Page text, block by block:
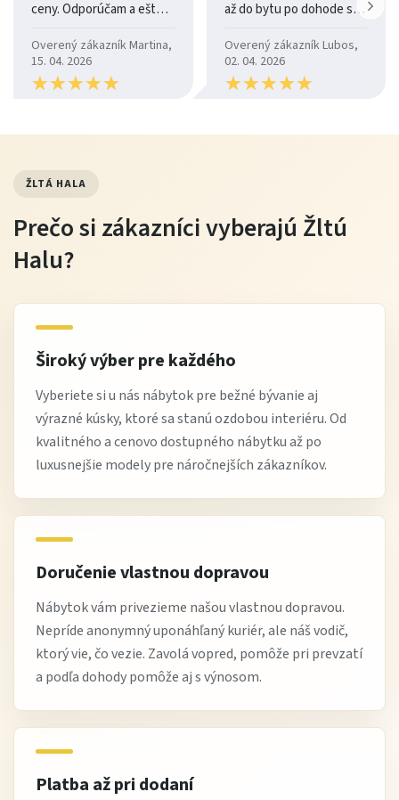
ceny. Odporúčam a ešte
Overený zákazník Martina,
15. 04. 2026
★★★★★
★★★★★
až do bytu po dohode so
Overený zákazník Lubos,
02. 04. 2026
★★★★★
★★★★★
ŽLTÁ HALA
Prečo si zákazníci vyberajú Žltú
Halu?
Široký výber pre každého
Vyberiete si u nás nábytok pre bežné bývanie aj
výrazné kúsky, ktoré sa stanú ozdobou interiéru. Od
kvalitného a cenovo dostupného nábytku až po
luxusnejšie modely pre náročnejších zákazníkov.
Doručenie vlastnou dopravou
Nábytok vám privezieme našou vlastnou dopravou.
Nepríde anonymný uponáhľaný kuriér, ale náš vodič,
ktorý vie, čo vezie. Zavolá vopred, pomôže pri prevzatí
a podľa dohody pomôže aj s výnosom.
Platba až pri dodaní